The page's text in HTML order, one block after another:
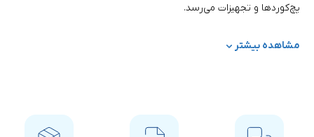
پچ‌کوردها و تجهیزات می‌رسد.
مشاهده بیشتر